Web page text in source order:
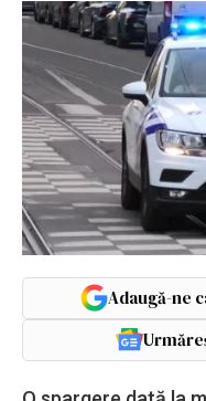
Adaugă-ne